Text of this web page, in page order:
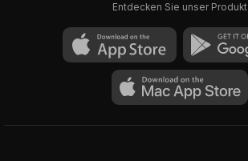
Entdecken Sie unser Produkt